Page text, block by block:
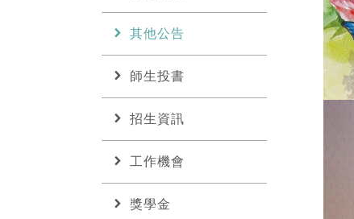
chevron_right 其他公告
chevron_right 師生投書
chevron_right 招生資訊
chevron_right 工作機會
chevron_right 獎學金